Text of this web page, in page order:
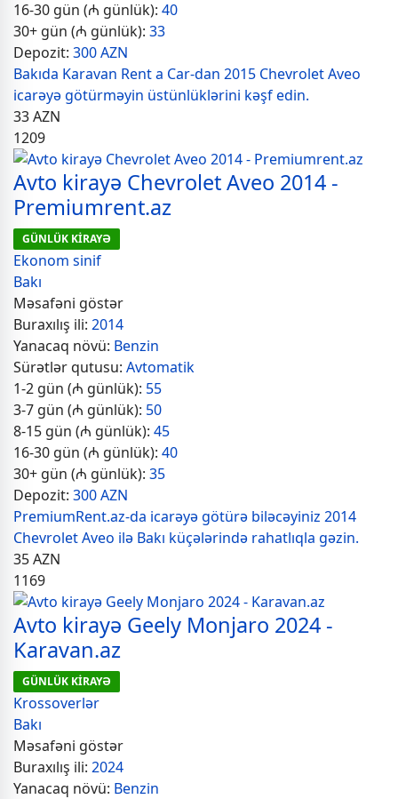
16-30 gün (₼ günlük): 40
30+ gün (₼ günlük): 33
Depozit: 300 AZN
Bakıda Karavan Rent a Car-dan 2015 Chevrolet Aveo
icarəyə götürməyin üstünlüklərini kəşf edin.
33AZN
1209
Avto kirayə Chevrolet Aveo 2014 -
Premiumrent.az
GÜNLÜK KİRAYƏ
Ekonom sinif
Bakı
Məsafəni göstər
Buraxılış ili: 2014
Yanacaq növü: Benzin
Sürətlər qutusu: Avtomatik
1-2 gün (₼ günlük): 55
3-7 gün (₼ günlük): 50
8-15 gün (₼ günlük): 45
16-30 gün (₼ günlük): 40
30+ gün (₼ günlük): 35
Depozit: 300 AZN
PremiumRent.az-da icarəyə götürə biləcəyiniz 2014
Chevrolet Aveo ilə Bakı küçələrində rahatlıqla gəzin.
35AZN
1169
Avto kirayə Geely Monjaro 2024 -
Karavan.az
GÜNLÜK KİRAYƏ
Krossoverlər
Bakı
Məsafəni göstər
Buraxılış ili: 2024
Yanacaq növü: Benzin